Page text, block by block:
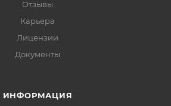
Отзывы
Карьера
Лицензии
Документы
ИНФОРМАЦИЯ